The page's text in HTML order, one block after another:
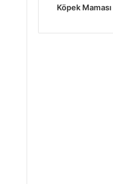
Köpek Maması